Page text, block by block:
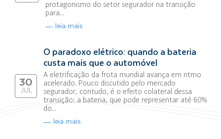
protagonismo do setor segurador na transição
para...
leia mais
30
JUL
O paradoxo elétrico: quando a bateria
custa mais que o automóvel
A eletrificação da frota mundial avança em ritmo
acelerado. Pouco discutido pelo mercado
segurador, contudo, é o efeito colateral dessa
transição: a bateria, que pode representar até 60%
do...
leia mais